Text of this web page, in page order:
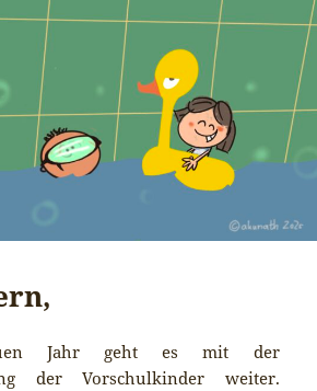
Jahr geht es mit der
der Vorschulkinder weiter.